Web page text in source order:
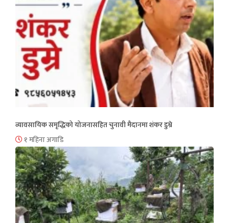
व्यावसायिक समृद्धिको योजनासहित चुनावी मैदानमा शंकर डुम्रे
१ महिना अगाडि